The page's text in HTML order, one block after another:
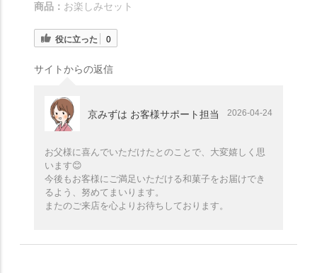
商品： お楽しみセット
役に立った 0
サイトからの返信
京みずは お客様サポート担当 2026-04-24
お父様に喜んでいただけたとのことで、大変嬉しく思
います😊
今後もお客様にご満足いただける和菓子をお届けでき
るよう、努めてまいります。
またのご来店を心よりお待ちしております。